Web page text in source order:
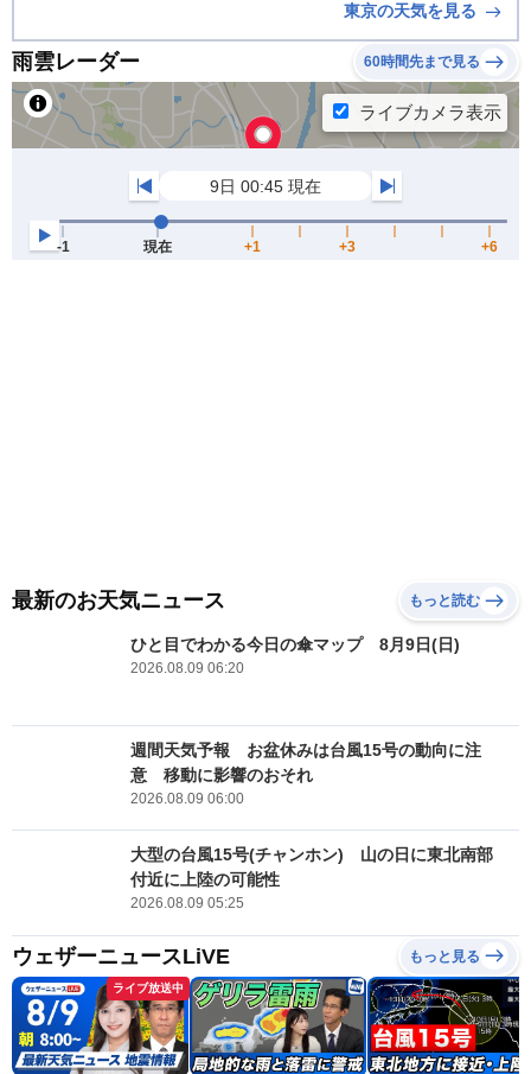
東京の天気を見る
雨雲レーダー 60時間先まで見る
最新のお天気ニュース もっと読む
ひと目でわかる今日の傘マップ 8月9日(日)
2026.08.09 06:20
週間天気予報 お盆休みは台風15号の動向に注
意 移動に影響のおそれ
2026.08.09 06:00
大型の台風15号(チャンホン) 山の日に東北南部
付近に上陸の可能性
2026.08.09 05:25
ウェザーニュースLiVE もっと見る
ライブ放送中